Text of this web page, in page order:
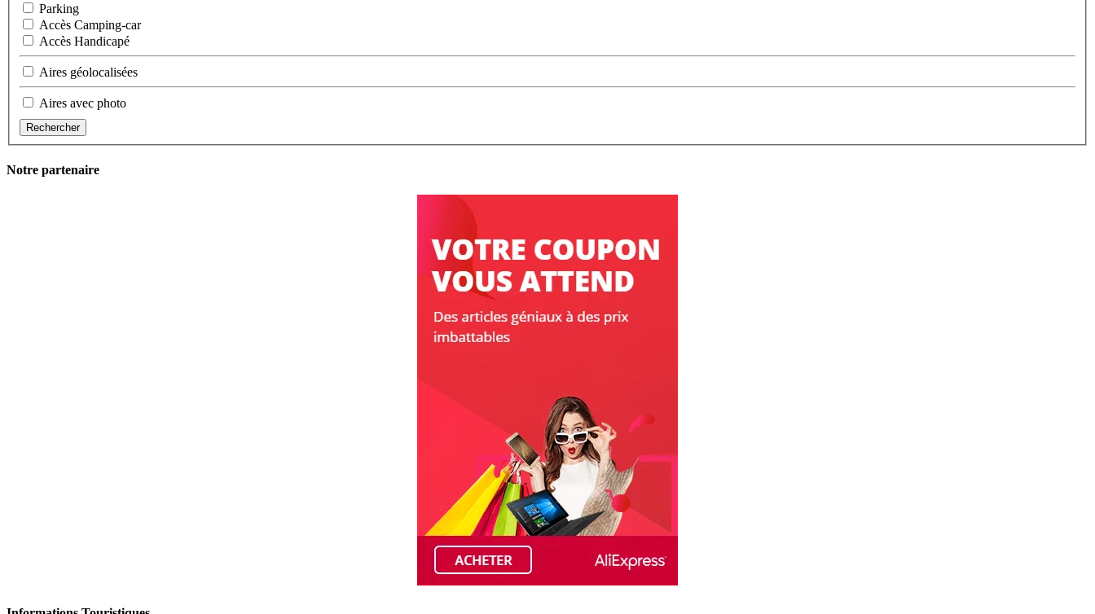
Parking
Accès Camping-car
Accès Handicapé
Aires géolocalisées
Aires avec photo
Rechercher
Notre partenaire